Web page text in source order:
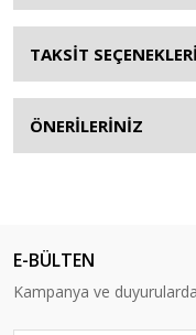
TAKSİT SEÇENEKLERİ
ÖNERİLERİNİZ
E-BÜLTEN
Kampanya ve